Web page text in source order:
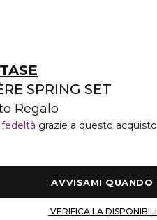
SPRING SET
Regalo
grazie a questo acquisto